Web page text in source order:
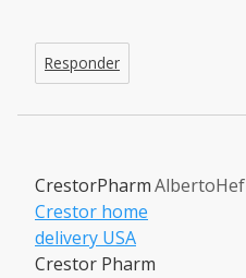
Responder
AlbertoHef
CrestorPharm
Crestor home
delivery USA
Crestor Pharm